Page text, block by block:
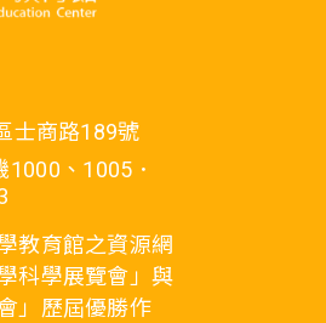
士商路189號
、1005．
教育館之資源網
科學展覽會」與
」歷屆優勝作